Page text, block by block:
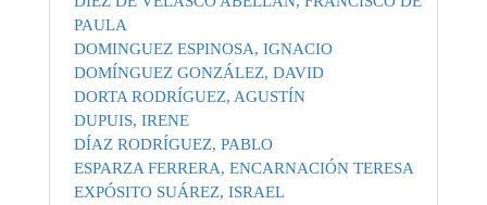
PAULA
DOMINGUEZ ESPINOSA, IGNACIO
DOMÍNGUEZ GONZÁLEZ, DAVID
DORTA RODRÍGUEZ, AGUSTÍN
DUPUIS, IRENE
DÍAZ RODRÍGUEZ, PABLO
ESPARZA FERRERA, ENCARNACIÓN TERESA
EXPÓSITO SUÁREZ, ISRAEL